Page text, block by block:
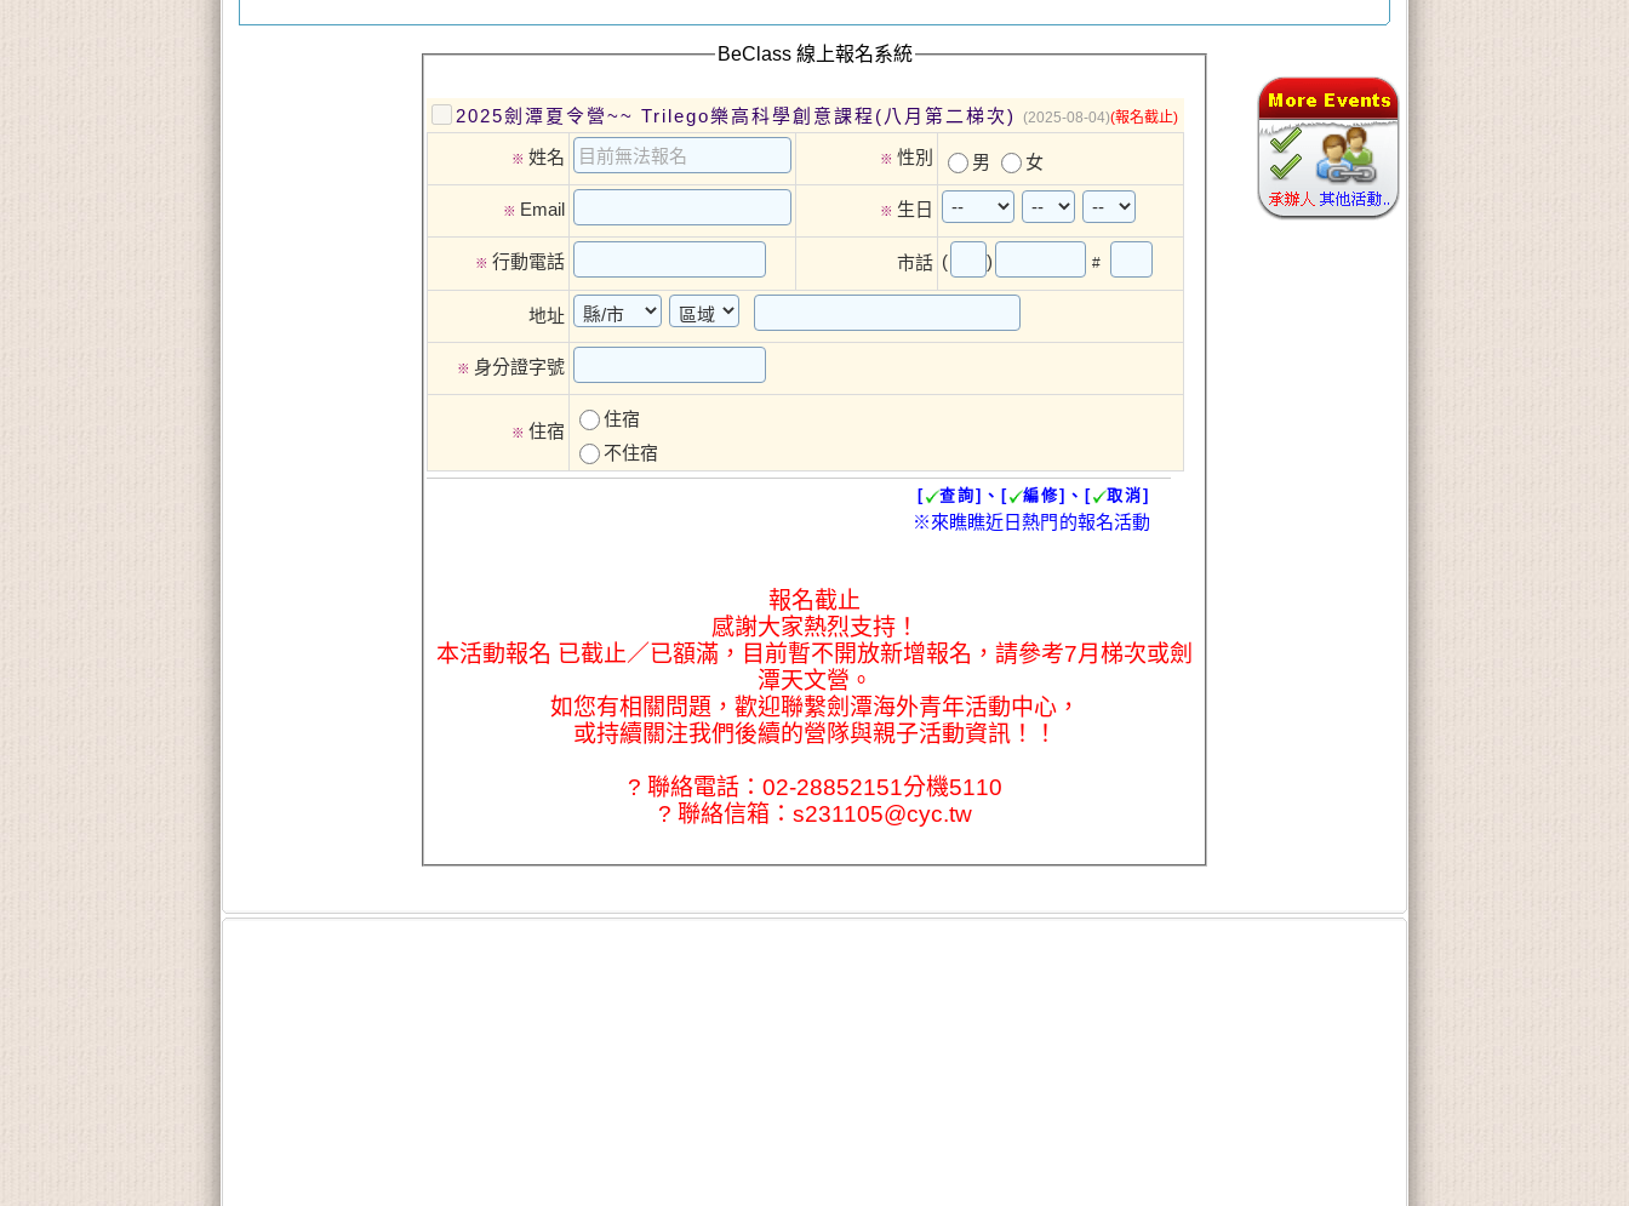
BeClass 線上報名系統
2025劍潭夏令營~~ Trilego樂高科學創意課程(八月第二梯次) (2025-08-04)(報名截止)
※ 姓名 ※ 性別 男 女
※ Email ※ 生日
※ 行動電話 市話 ( ) #
地址
※ 身分證字號
※ 住宿
住宿
不住宿
[ 查詢]、[ 編修]、[ 取消]
※來瞧瞧近日熱門的報名活動
報名截止
感謝大家熱烈支持！
本活動報名 已截止／已額滿，目前暫不開放新增報名，請參考7月梯次或劍
潭天文營。
如您有相關問題，歡迎聯繫劍潭海外青年活動中心，
或持續關注我們後續的營隊與親子活動資訊！！
? 聯絡電話：02-28852151分機5110
? 聯絡信箱：s231105@cyc.tw